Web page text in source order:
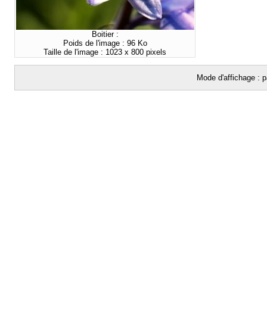
Boitier :
Poids de l'image : 96 Ko
Taille de l'image : 1023 x 800 pixels
Mode d'affichage :